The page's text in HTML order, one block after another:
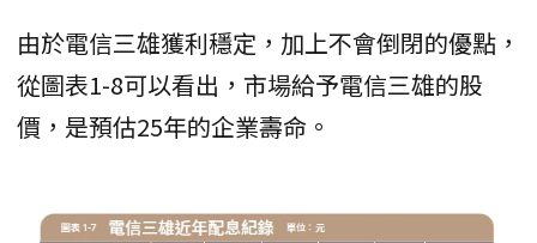
由於電信三雄獲利穩定，加上不會倒閉的優點，
從圖表1-8可以看出，市場給予電信三雄的股
價，是預估25年的企業壽命。